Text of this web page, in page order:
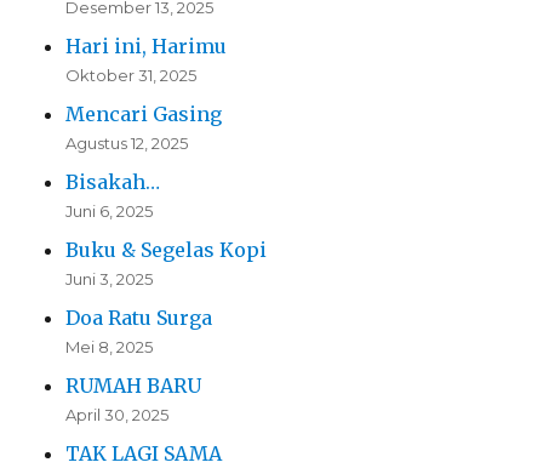
Desember 13, 2025
Hari ini, Harimu
Oktober 31, 2025
Mencari Gasing
Agustus 12, 2025
Bisakah…
Juni 6, 2025
Buku & Segelas Kopi
Juni 3, 2025
Doa Ratu Surga
Mei 8, 2025
RUMAH BARU
April 30, 2025
TAK LAGI SAMA